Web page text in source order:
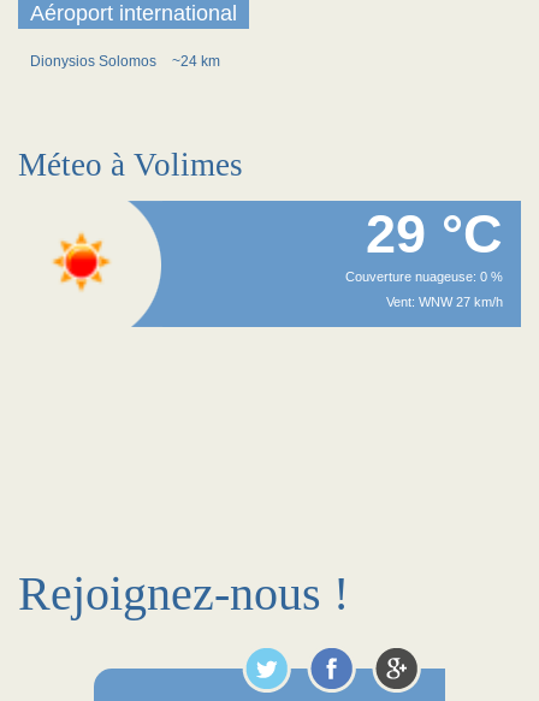
Aéroport international
Dionysios Solomos ~24 km
Méteo à Volimes
29 °C
Couverture nuageuse: 0 %
Vent: WNW 27 km/h
Rejoignez-nous !